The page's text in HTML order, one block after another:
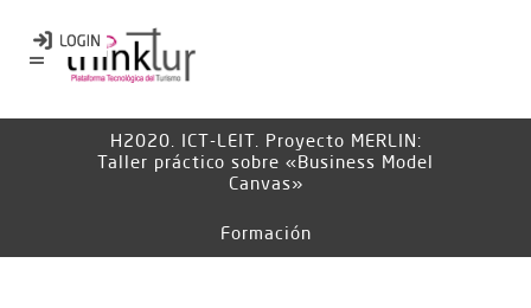
H2020. ICT-LEIT. Proyecto MERLIN:
Taller práctico sobre «Business Model
Canvas»
Formación